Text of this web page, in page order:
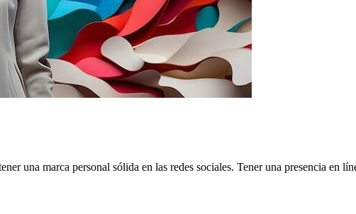
una marca personal sólida en las redes sociales. Tener una presencia en